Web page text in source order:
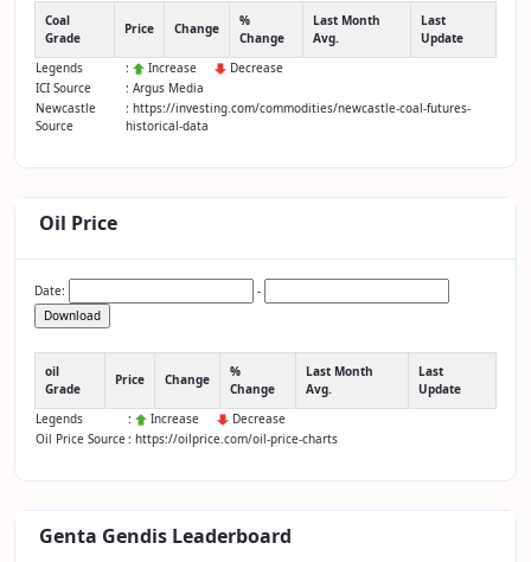
Coal
Grade
Price Change
%
Change
Last Month
Avg.
Last
Update
Legends
: Increase
Decrease
ICI Source
: Argus Media
Newcastle
Source
: https://investing.com/commodities/newcastle-coal-futures-
historical-data
Oil Price
Date:
-
Download
oil
Grade
Price Change
%
Change
Last Month
Avg.
Last
Update
Legends
: Increase
Decrease
Oil Price Source : https://oilprice.com/oil-price-charts
Genta Gendis Leaderboard